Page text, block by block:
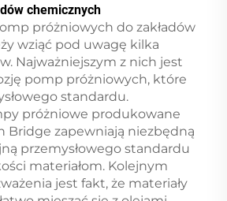
chemicznych
próżniowych do zakładów
wziąć pod uwagę kilka
Najważniejszym z nich jest
pomp próżniowych, które
standardu.
próżniowe produkowane
Bridge zapewniają niezbędną
przemysłowego standardu
materiałom. Kolejnym
jest fakt, że materiały